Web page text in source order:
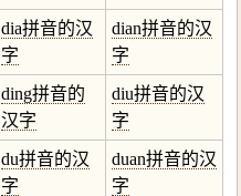
dia拼音的汉
字
dian拼音的汉
字
ding拼音的
汉字
diu拼音的汉
字
du拼音的汉
字
duan拼音的汉
字